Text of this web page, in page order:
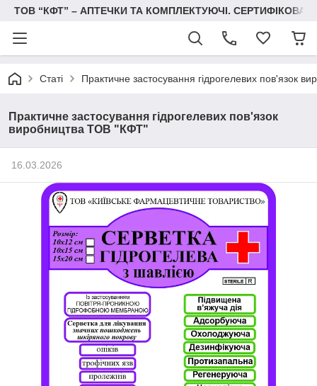
ТОВ “КФТ” – АПТЕЧКИ ТА КОМПЛЕКТУЮЧІ.
Статі Практичне застосування гідрогелевих пов'язок
Практичне застосування гідрогелевих пов'язок
виробництва ТОВ "КФТ"
16.03.2026